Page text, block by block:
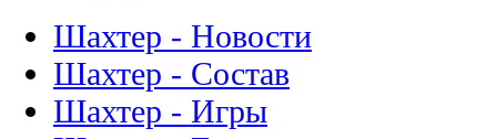
Шахтер - Новости
Шахтер - Состав
Шахтер - Игры